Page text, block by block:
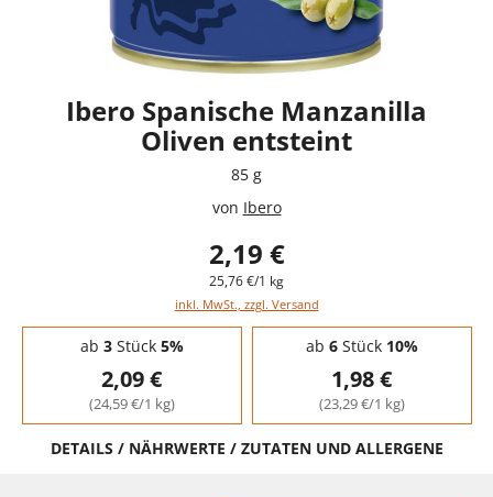
Ibero Spanische Manzanilla
Oliven entsteint
85 g
von Ibero
2,19 €
25,76 €/1 kg
inkl. MwSt., zzgl. Versand
Staffelpreise - Mengenrabatt
ab 3Stück 5%
2,09 €
(24,59 €/1 kg)
ab 6Stück 10%
1,98 €
(23,29 €/1 kg)
DETAILS / NÄHRWERTE / ZUTATEN UND ALLERGENE